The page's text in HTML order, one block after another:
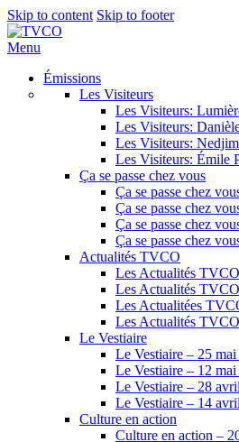
Skip to content Skip to footer
Menu
Émissions
Les Visiteurs
Les Visiteurs:
Les Visiteurs:
Les Visiteurs:
Les Visiteurs: Émile
Ça se passe chez vous
Ça se passe chez
Ça se passe chez
Ça se passe chez
Ça se passe chez
Actualités TVCO
Les Actualités
Les Actualités
Les Actualitées
Les Actualités
Le Vestiaire
Le Vestiaire – 25
Le Vestiaire – 12
Le Vestiaire – 28
Le Vestiaire – 14
Culture en action
Culture en action –